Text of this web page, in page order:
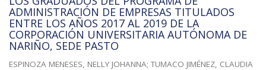
ADMINISTRACIÓN DE EMPRESAS TITULADOS
ENTRE LOS AÑOS 2017 AL 2019 DE LA
CORPORACIÓN UNIVERSITARIA AUTÓNOMA DE
NARIÑO, SEDE PASTO
ESPINOZA MENESES, NELLY JOHANNA; TUMACO JIMÉNEZ, CLAUDIA